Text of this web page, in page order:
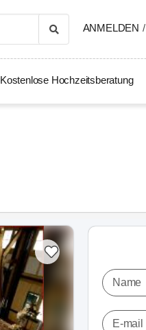
ANMELDEN /
Kostenlose Hochzeitsberatung
Name
E-mail